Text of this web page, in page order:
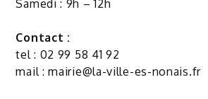
Samedi : 9h – 12h
Contact :
tel : 02 99 58 41 92
mail :mairie@la-ville-es-nonais.fr